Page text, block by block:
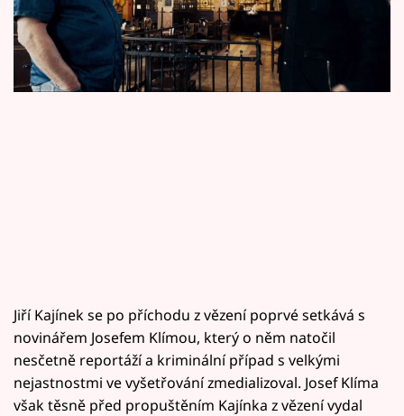
Sledujte prima+
Filmový festival Karlovy Vary
Jiří Kajínek se po příchodu z vězení poprvé setkává s
novinářem Josefem Klímou, který o něm natočil
nesčetně reportáží a kriminální případ s velkými
nejastnostmi ve vyšetřování zmedializoval. Josef Klíma
však těsně před propuštěním Kajínka z vězení vydal